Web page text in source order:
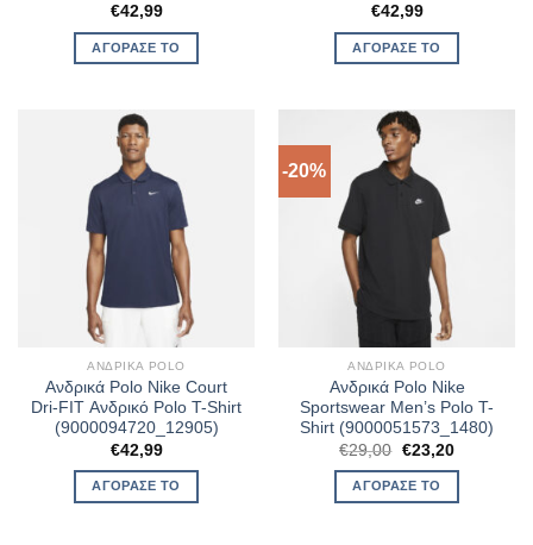
€42,99
ΑΓΌΡΑΣΈ ΤΟ
€42,99
ΑΓΌΡΑΣΈ ΤΟ
ΑΝΔΡΙΚΆ POLO
Ανδρικά Polo Nike Court
Dri-FIT Ανδρικό Polo T-Shirt
(9000094720_12905)
€42,99
ΑΓΌΡΑΣΈ ΤΟ
-20%
ΑΝΔΡΙΚΆ POLO
Ανδρικά Polo Nike
Sportswear Men’s Polo T-
Shirt (9000051573_1480)
€29,00 Original
price
was:
€29,00.
€23,20Η
ΑΓΌΡΑΣΈ ΤΟ